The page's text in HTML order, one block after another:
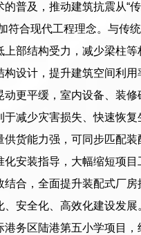
的普及，推动建筑抗震从“
符合现代工程理念。与传
上部结构受力，减少梁柱
构设计，提升建筑空间利用
动更平缓，室内设备、装修
于减少灾害损失、快速恢复
供货能力强，可同步匹配装
化安装指导，大幅缩短项
结合，全面提升装配式厂房
、安全化、高效化建设发展
港务区陆港第五小学项目，